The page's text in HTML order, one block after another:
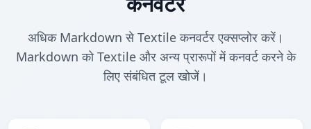
अधिक Markdown से Textile कनवर्टर एक्सप्लोर करें।
Markdown को Textile और अन्य प्रारूपों में कनवर्ट करने के
लिए संबंधित टूल खोजें।